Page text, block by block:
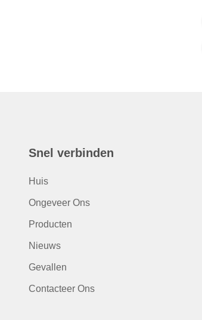
Snel verbinden
Huis
Ongeveer Ons
Producten
Nieuws
Gevallen
Contacteer Ons